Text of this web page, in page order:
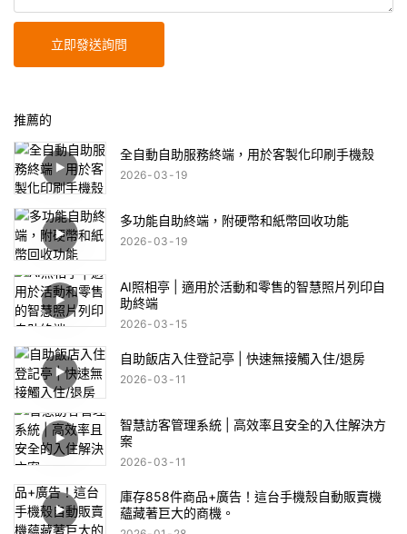
立即發送詢問
推薦的
全自動自助服務終端，用於客製化印刷手機殼
2026 03 19
多功能自助終端，附硬幣和紙幣回收功能
2026 03 19
AI照相亭 | 適用於活動和零售的智慧照片列印自
助終端
2026 03 15
自助飯店入住登記亭 | 快速無接觸入住/退房
2026 03 11
智慧訪客管理系統 | 高效率且安全的入住解決方
案
2026 03 11
庫存858件商品+廣告！這台手機殼自動販賣機
蘊藏著巨大的商機。